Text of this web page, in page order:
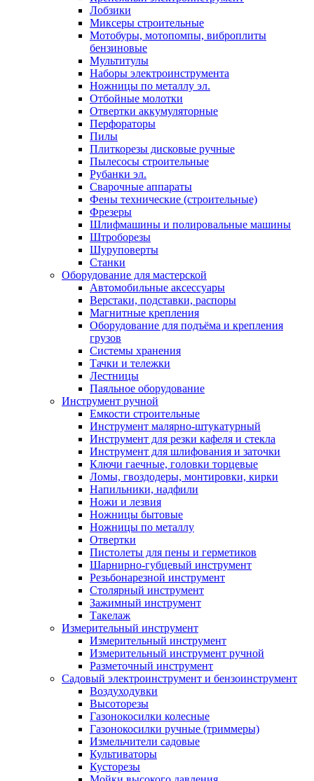
Лобзики
Миксеры строительные
Мотобуры, мотопомпы, виброплиты
бензиновые
Мультитулы
Наборы электроинструмента
Ножницы по металлу эл.
Отбойные молотки
Отвертки аккумуляторные
Перфораторы
Пилы
Плиткорезы дисковые ручные
Пылесосы строительные
Рубанки эл.
Сварочные аппараты
Фены технические (строительные)
Фрезеры
Шлифмашины и полировальные машины
Штроборезы
Шуруповерты
Станки
Оборудование для мастерской
Автомобильные аксессуары
Верстаки, подставки, распоры
Магнитные крепления
Оборудование для подъёма и крепления
грузов
Системы хранения
Тачки и тележки
Лестницы
Паяльное оборудование
Инструмент ручной
Емкости строительные
Инструмент малярно-штукатурный
Инструмент для резки кафеля и стекла
Инструмент для шлифования и заточки
Ключи гаечные, головки торцевые
Ломы, гвоздодеры, монтировки, кирки
Напильники, надфили
Ножи и лезвия
Ножницы бытовые
Ножницы по металлу
Отвертки
Пистолеты для пены и герметиков
Шарнирно-губцевый инструмент
Резьбонарезной инструмент
Столярный инструмент
Зажимный инструмент
Такелаж
Измерительный инструмент
Измерительный инструмент
Измерительный инструмент ручной
Разметочный инструмент
Садовый электроинструмент и бензоинструмент
Воздуходувки
Высоторезы
Газонокосилки колесные
Газонокосилки ручные (триммеры)
Измельчители садовые
Культиваторы
Кусторезы